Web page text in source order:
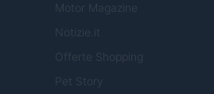
Motor Magazine
Notizie.it
Offerte Shopping
Pet Story